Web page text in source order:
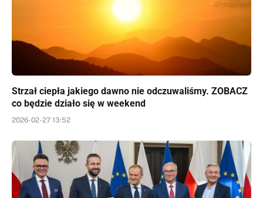
Strzał ciepła jakiego dawno nie odczuwaliśmy. ZOBACZ
co będzie działo się w weekend
2026-02-27 13:52